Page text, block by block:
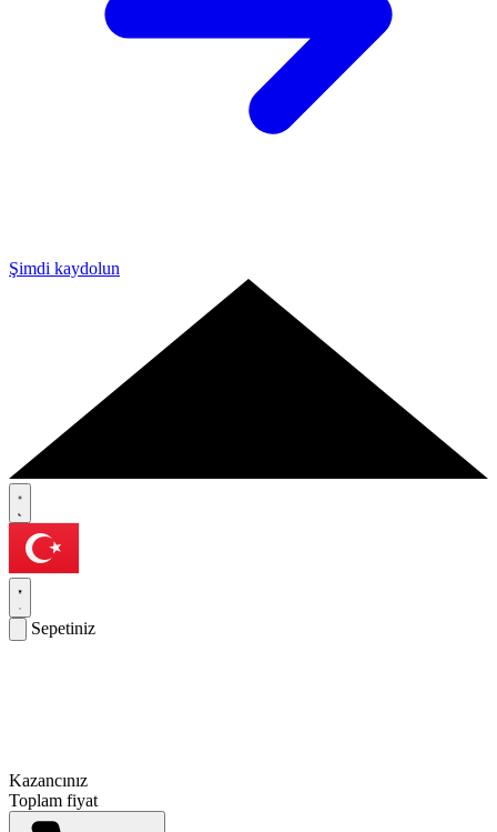
Şimdi kaydolun
Sepetiniz
Kazancınız
Toplam fiyat